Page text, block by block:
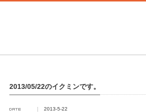
2013/05/22のイクミンです。
2013-5-22